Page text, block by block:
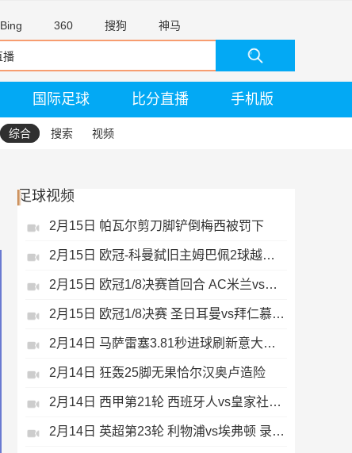
Bing 360 搜狗 神马
国际足球 比分直播 手机版
综合 搜索 视频
足球视频
2月15日 帕瓦尔剪刀脚铲倒梅西被罚下
2月15日 欧冠-科曼弑旧主姆巴佩2球越位无效
2月15日 欧冠1/8决赛首回合 AC米兰vs热刺 录像 集锦
2月15日 欧冠1/8决赛 圣日耳曼vs拜仁慕尼黑 录像 集锦
2月14日 马萨雷塞3.81秒进球刷新意大利历史
2月14日 狂轰25脚无果恰尔汉奥卢造险
2月14日 西甲第21轮 西班牙人vs皇家社会 录像 集锦
2月14日 英超第23轮 利物浦vs埃弗顿 录像 集锦